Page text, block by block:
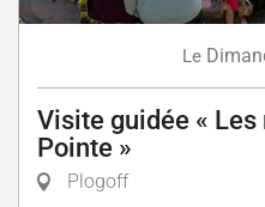
Le
Visite guidée «
Pointe »
Plogoff